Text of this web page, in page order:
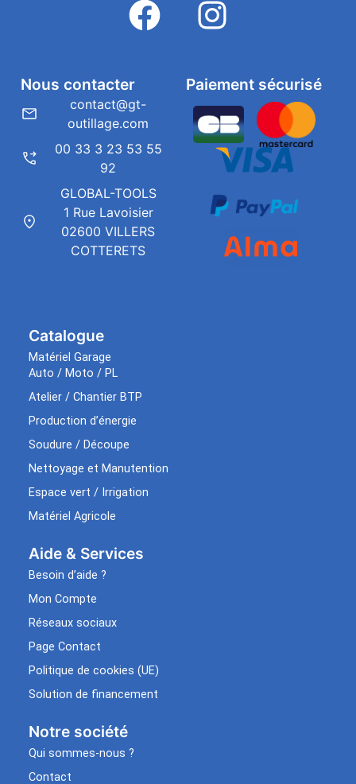
Catalogue
Matériel Garage
Auto / Moto / PL
Atelier / Chantier BTP
Production d’énergie
Soudure / Découpe
Nettoyage et Manutention
Espace vert / Irrigation
Matériel Agricole
Aide & Services​
Besoin d’aide ?
Mon Compte
Réseaux sociaux
Page Contact
Politique de cookies (UE)
Solution de financement
Notre société
Qui sommes-nous ?
Contact
Paiement sécurisé
Nous contacter
contact@gt-
outillage.com
00 33 3 23 53 55
92
GLOBAL-TOOLS
1 Rue Lavoisier
02600 VILLERS
COTTERETS